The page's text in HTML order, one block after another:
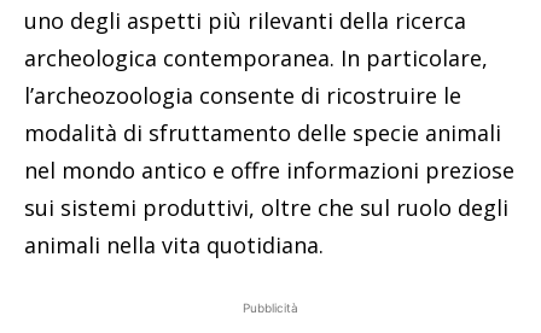
uno degli aspetti più rilevanti della ricerca
archeologica contemporanea. In particolare,
l’archeozoologia consente di ricostruire le
modalità di sfruttamento delle specie animali
nel mondo antico e offre informazioni preziose
sui sistemi produttivi, oltre che sul ruolo degli
animali nella vita quotidiana.
Pubblicità